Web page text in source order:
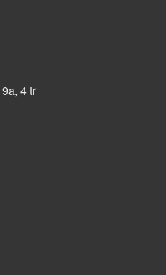
4 tr